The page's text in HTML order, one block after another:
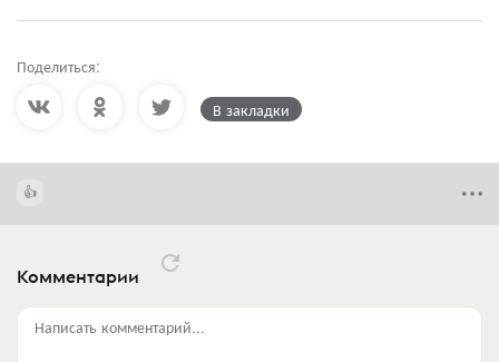
Поделиться:
В закладки
Комментарии
Написать комментарий...